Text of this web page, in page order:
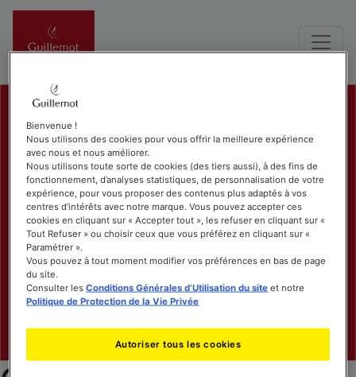
Bienvenue !
Nous utilisons des cookies pour vous offrir la meilleure expérience
avec nous et nous améliorer.
Nous utilisons toute sorte de cookies (des tiers aussi), à des fins de
fonctionnement, d’analyses statistiques, de personnalisation de votre
expérience, pour vous proposer des contenus plus adaptés à vos
centres d’intérêts avec notre marque. Vous pouvez accepter ces
cookies en cliquant sur « Accepter tout », les refuser en cliquant sur «
Tout Refuser » ou choisir ceux que vous préférez en cliquant sur «
Paramétrer ».
Vous pouvez à tout moment modifier vos préférences en bas de page
du site.
Consulter lesConditions Générales d’Utilisation du site et notre
Politique de Protection de la Vie Privée
Autoriser tous les cookies